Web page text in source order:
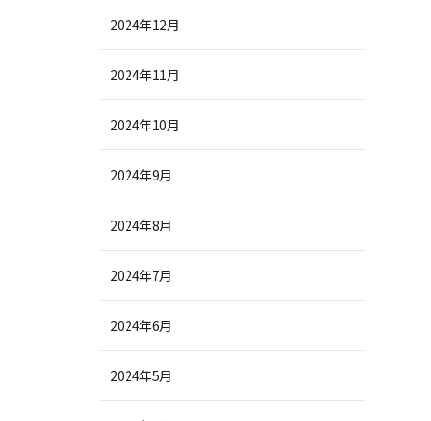
2024年12月
2024年11月
2024年10月
2024年9月
2024年8月
2024年7月
2024年6月
2024年5月